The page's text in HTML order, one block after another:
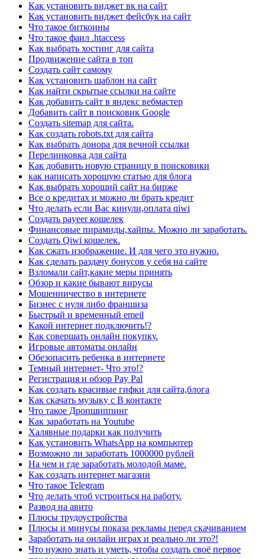
Как установить виджет вк на сайт
Как установить виджет фейсбук на сайт
Что такое биткоины
Что такое фаил .htaccess
Как выбрать хостинг для сайта
Продвижение сайта в топ
Создать сайт самому
Как установить шаблон на сайт
Как найти скрытые ссылки на сайте
Как добавить сайт в яндекс вебмастер
Добавить сайт в поисковик Google
Создать sitemap для сайта.
Как создать robots.txt для сайта
Как выбрать донора для вечной ссылки
Перелинковка для сайта
Как добавить новую страницу в поисковики
как написать хорошую статью для блога
Как выбрать хороший сайт на бирже
Все о кредитах и можно ли брать кредит
Что делать если Вас кинули,оплата qiwi
Создать payeer кошелек
Финансовые пирамиды,хайпы. Можно ли заработать.
Создать Qiwi кошелек.
Как сжать изображение. И для чего это нужно.
Как сделать раздачу бонусов у себя на сайте
Взломали сайт,какие меры принять
Обзор и какие бывают вирусы
Мошенничество в интернете
Бизнес с нуля либо франшиза
Быстрый и временный еmeil
Какой интернет подключить!?
Как совершать онлайн покупку.
Игровые автоматы онлайн
Обезопасить ребенка в интернете
Темный интернет- Что это!?
Регистрация и обзор Pay Pal
Как создать красивые гифки для сайта,блога
Как скачать музыку с В контакте
Что такое Дропшиппинг
Как заработать на Youtube
Халявные подарки как получить
Как установить WhatsApp на компьютер
Возможно ли заработать 1000000 рублей
На чем и где заработать молодой маме.
Как создать интернет магазин
Что такое Telegram
Что делать чтоб устроиться на работу.
Развод на авито
Плюсы трудоустройства
Плюсы и минусы показа рекламы перед скачиванием
Заработать на онлайн играх и реально ли это?!
Что нужно знать и уметь, чтобы создать своё первое